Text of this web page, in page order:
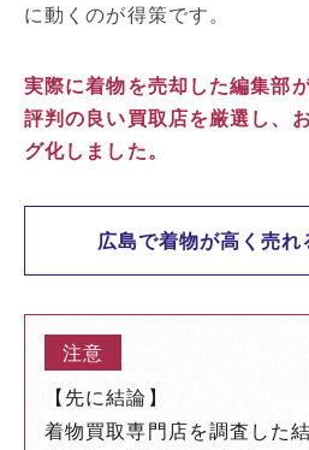
に動くのが得策です。
実際に着物を売却した編集部
評判の良い買取店を厳選し、
グ化しました。
広島で着物が高く売れ
【先に結論】
着物買取専門店を調査した